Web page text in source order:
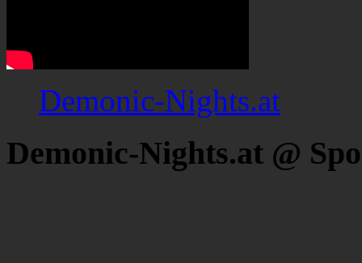
Demonic-Nights.at
Demonic-Nights.at @